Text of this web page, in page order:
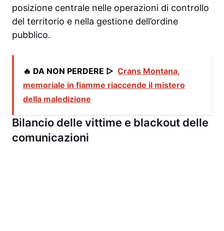
posizione centrale nelle operazioni di controllo
del territorio e nella gestione dell’ordine
pubblico.
🔥 DA NON PERDERE ▷ Crans Montana,
memoriale in fiamme riaccende il mistero
della maledizione
Bilancio delle vittime e blackout delle
comunicazioni